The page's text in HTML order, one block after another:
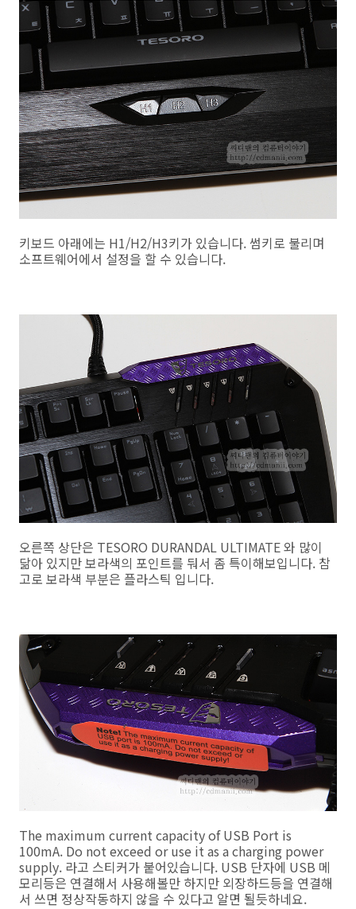
키보드 아래에는 H1/H2/H3키가 있습니다. 썸키로 불리며
소프트웨어에서 설정을 할 수 있습니다.
오른쪽 상단은 TESORO DURANDAL ULTIMATE 와 많이
닮아 있지만 보라색의 포인트를 둬서 좀 특이해보입니다. 참
고로 보라색 부분은 플라스틱 입니다.
The maximum current capacity of USB Port is
100mA. Do not exceed or use it as a charging power
supply. 라고 스티커가 붙어있습니다. USB 단자에 USB 메
모리등은 연결해서 사용해볼만 하지만 외장하드등을 연결해
서 쓰면 정상작동하지 않을 수 있다고 알면 될듯하네요.